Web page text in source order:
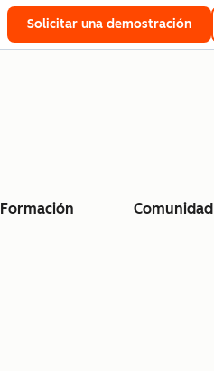
Solicitar una demostración
Formación Comunidad